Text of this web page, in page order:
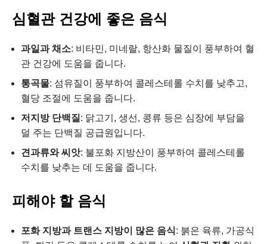
심혈관 건강에 좋은 음식
과일과 채소: 비타민, 미네랄, 항산화 물질이 풍부하여 혈
관 건강에 도움을 줍니다.
통곡물: 섬유질이 풍부하여 콜레스테롤 수치를 낮추고,
혈당 조절에 도움을 줍니다.
저지방 단백질 : 닭고기, 생선, 콩류 등은 심장에 부담을
덜 주는 단백질 공급원입니다.
견과류와 씨앗: 불포화 지방산이 풍부하여 콜레스테롤
수치를 낮추는 데 도움을 줍니다.
피해야 할 음식
포화 지방과 트랜스 지방이 많은 음식: 붉은 육류, 가공식